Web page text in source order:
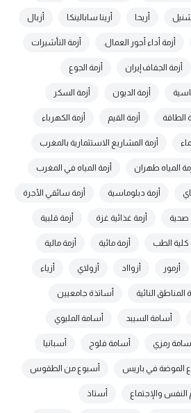
أريحا أرينا سابالينكا أزبال
أزمة أداء أجور العمال. أزمة التأشيرات
أزمة الجفاف إيران أزمة الجوع
أزمة الديون أزمة السكر
الطاقة أزمة القيم أزمة الكهرباء
أزمة المشاريع الاستثمارية بالمغرب
المياه طهران أزمة المياه في المغرب
أزمة دبلوماسية أزمة سائقي الأجرة
صحية أزمة غذائية غزة أزمة قلبية
كلية الطب أزمة مائية أزمة مالية
أزمور أزوااد أزولاي أزياء
المناطق النائية أساتذة جامعيين
أسامة السيبد أسامة المليوي
أسامة رمزي أسامة فلوح أسبانيا
الموضة في باريس أسبوع من الطقوس
النفس والإجتماع أستاذ